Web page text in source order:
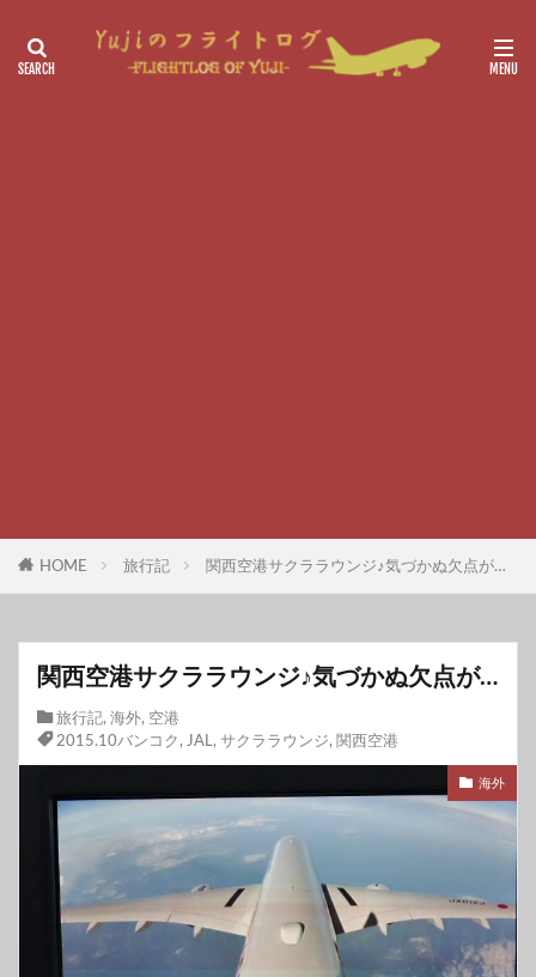
HOME 旅行記 関西空港サクララウンジ♪気づかぬ欠点が…
関西空港サクララウンジ♪気づかぬ欠点が…
旅行記, 海外, 空港
2015.10バンコク, JAL, サクララウンジ, 関西空港
海外